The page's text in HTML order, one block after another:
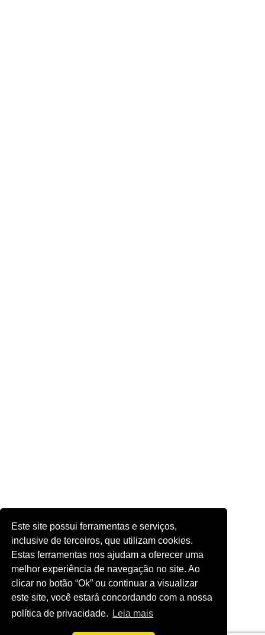
Este site possui ferramentas e serviços,
inclusive de terceiros, que utilizam cookies.
Estas ferramentas nos ajudam a oferecer uma
melhor experiência de navegação no site. Ao
clicar no botão “Ok” ou continuar a visualizar
este site, você estará concordando com a nossa
política de privacidade.
Leia mais